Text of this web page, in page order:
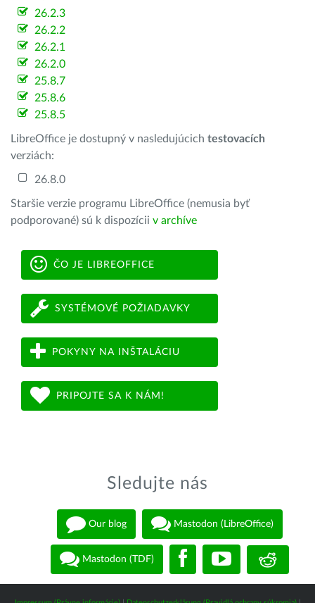
26.2.3
26.2.2
26.2.1
26.2.0
25.8.7
25.8.6
25.8.5
LibreOffice je dostupný v nasledujúcich testovacích
verziách:
26.8.0
Staršie verzie programu LibreOffice (nemusia byť
podporované) sú k dispozícii v archíve
ČO JE LIBREOFFICE
SYSTÉMOVÉ POŽIADAVKY
POKYNY NA INŠTALÁCIU
PRIPOJTE SA K NÁM!
Sledujte nás
Our blog Mastodon (LibreOffice)
Mastodon (TDF)